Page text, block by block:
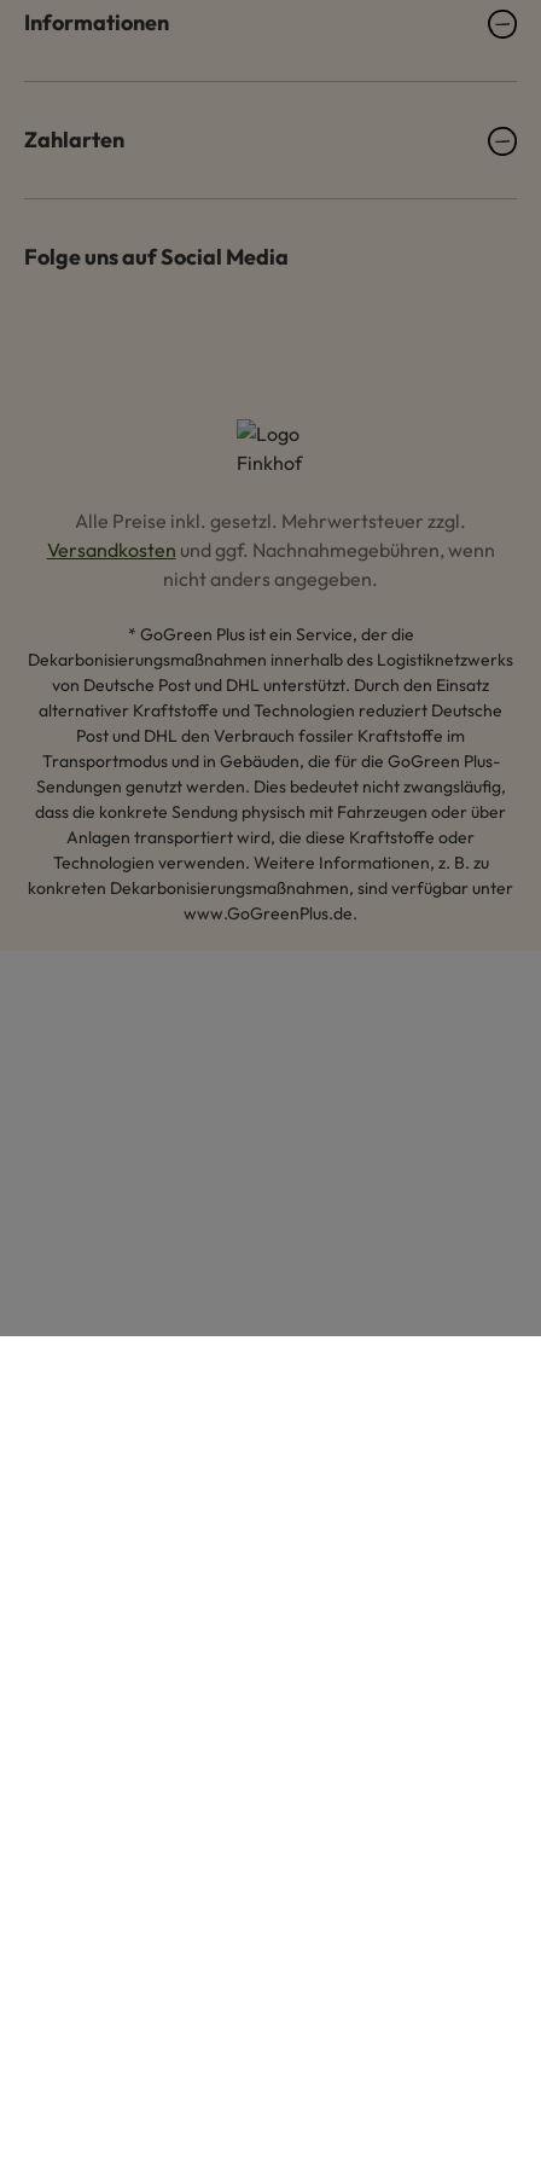
Informationen
Zahlarten
Folge uns auf Social Media
Alle Preise inkl. gesetzl. Mehrwertsteuer zzgl.
Versandkosten und ggf. Nachnahmegebühren, wenn
nicht anders angegeben.
* GoGreen Plus ist ein Service, der die
Dekarbonisierungsmaßnahmen innerhalb des Logistiknetzwerks
von Deutsche Post und DHL unterstützt. Durch den Einsatz
alternativer Kraftstoffe und Technologien reduziert Deutsche
Post und DHL den Verbrauch fossiler Kraftstoffe im
Transportmodus und in Gebäuden, die für die GoGreen Plus-
Sendungen genutzt werden. Dies bedeutet nicht zwangsläufig,
dass die konkrete Sendung physisch mit Fahrzeugen oder über
Anlagen transportiert wird, die diese Kraftstoffe oder
Technologien verwenden. Weitere Informationen, z. B. zu
konkreten Dekarbonisierungsmaßnahmen, sind verfügbar unter
www.GoGreenPlus.de.